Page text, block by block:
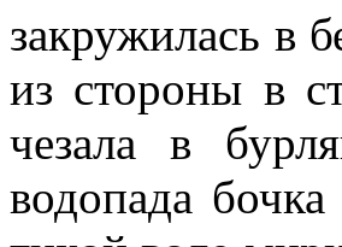
закружилась в
из стороны в
чезала в
водопада